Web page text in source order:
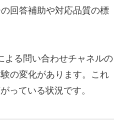
回答補助や対応品質の標
よる問い合わせチャネルの
の変化があります。これ
っている状況です。